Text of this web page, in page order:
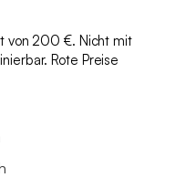
von 200 €. Nicht mit
Rote Preise